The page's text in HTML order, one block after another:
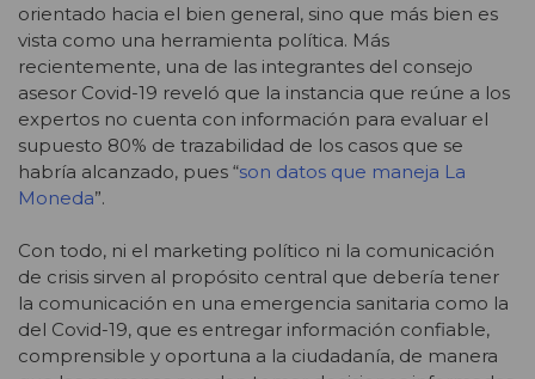
orientado hacia el bien general, sino que más bien es
vista como una herramienta política. Más
recientemente, una de las integrantes del consejo
asesor Covid-19 reveló que la instancia que reúne a los
expertos no cuenta con información para evaluar el
supuesto 80% de trazabilidad de los casos que se
habría alcanzado, pues “son datos que maneja La
Moneda”.
Con todo, ni el marketing político ni la comunicación
de crisis sirven al propósito central que debería tener
la comunicación en una emergencia sanitaria como la
del Covid-19, que es entregar información confiable,
comprensible y oportuna a la ciudadanía, de manera